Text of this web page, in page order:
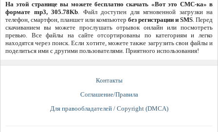
На этой странице вы можете бесплатно скачать «Вот это СМС-ка» в
формате mp3, 305.78Kb. Файл доступен для мгновенной загрузки на
телефон, смартфон, планшет или компьютер без регистрации и SMS. Перед
скачиванием вы можете прослушать отрывок онлайн или посмотреть
превью. Все файлы на сайте отсортированы по категориям и легко
находятся через поиск. Если хотите, можете также загрузить свои файлы и
поделиться ими с другими пользователями. Приятного использования!
Контакты
Соглашение/Правила
Для правообладателей / Copyright (DMCA)